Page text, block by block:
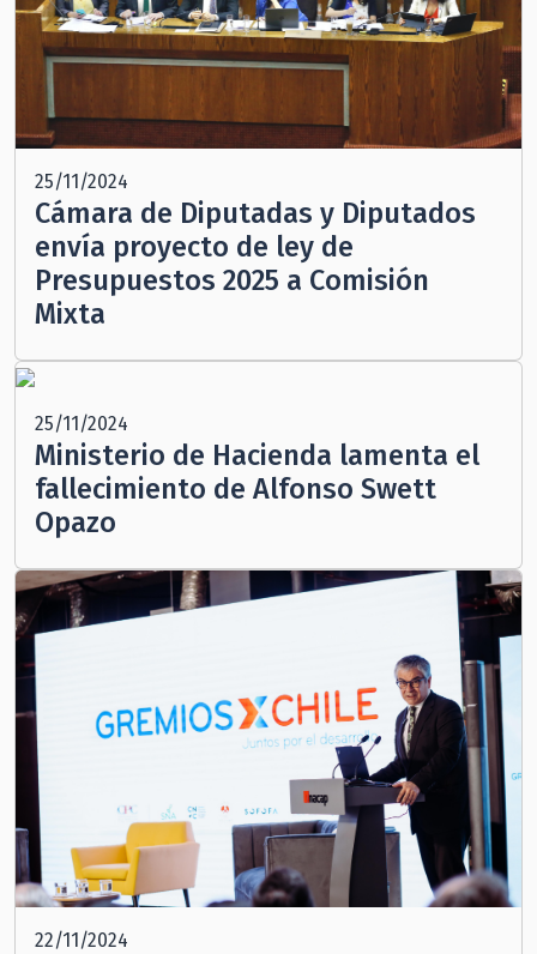
25/11/2024
Cámara de Diputadas y Diputados
envía proyecto de ley de
Presupuestos 2025 a Comisión
Mixta
25/11/2024
Ministerio de Hacienda lamenta el
fallecimiento de Alfonso Swett
Opazo
22/11/2024